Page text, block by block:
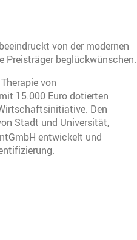
von der modernen
beglückwünschen.
von
15.000 Euro dotierten
Den
Stadt und Universität,
entwickelt und